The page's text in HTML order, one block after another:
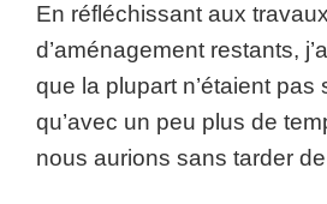
En réfléchissant aux travaux
d’aménagement restants,
que la plupart n’étaient pas
qu’avec un peu plus de
nous aurions sans tarder